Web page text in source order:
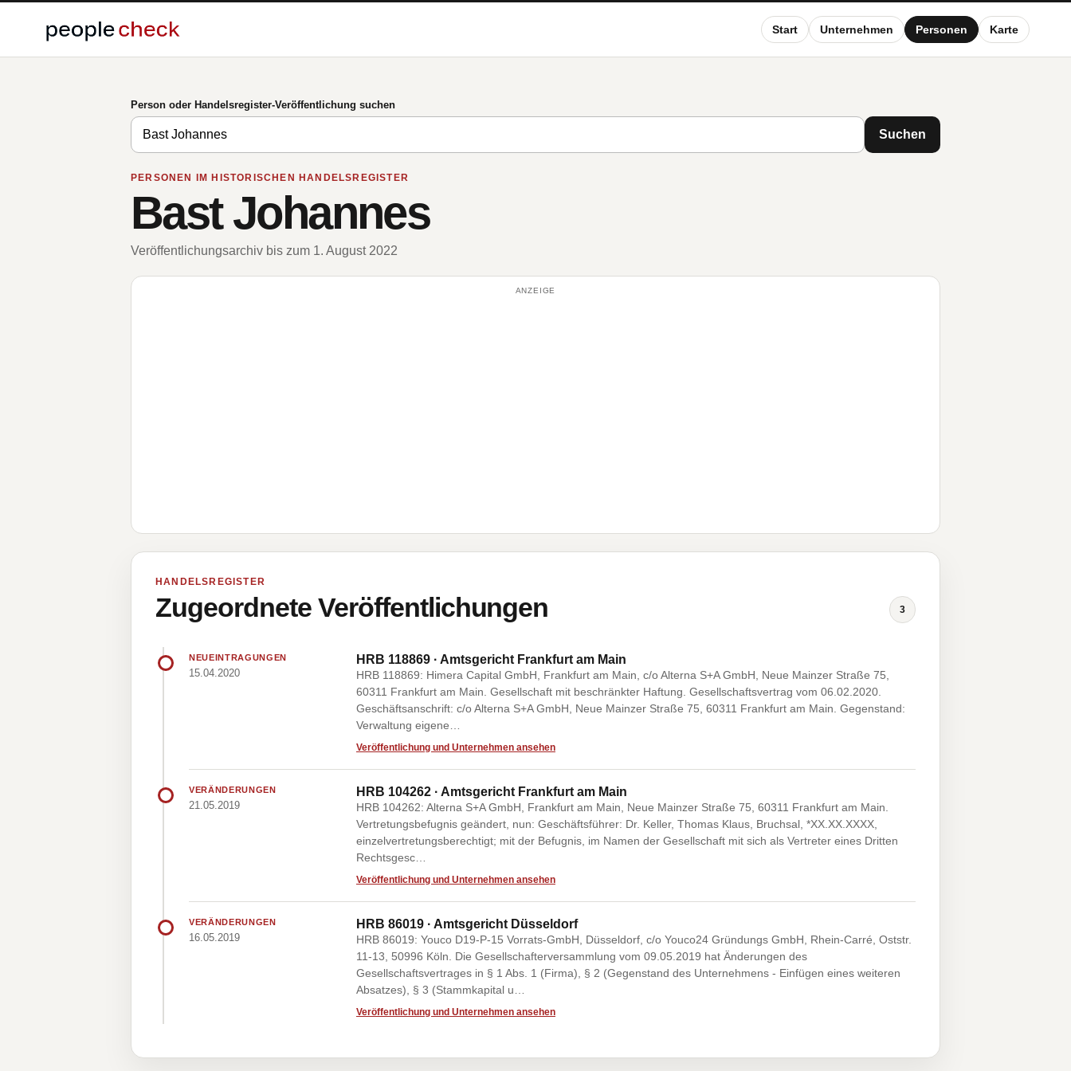
Start Unternehmen Personen Karte
Person oder Handelsregister-Veröffentlichung suchen
Suchen
PERSONEN IM HISTORISCHEN HANDELSREGISTER
Bast Johannes
Veröffentlichungsarchiv bis zum 1. August 2022
ANZEIGE
HANDELSREGISTER
Zugeordnete Veröffentlichungen 3
NEUEINTRAGUNGEN
15.04.2020
HRB 118869 · Amtsgericht Frankfurt am Main
HRB 118869: Himera Capital GmbH, Frankfurt am Main, c/o Alterna S+A GmbH, Neue Mainzer Straße 75,
60311 Frankfurt am Main. Gesellschaft mit beschränkter Haftung. Gesellschaftsvertrag vom 06.02.2020.
Geschäftsanschrift: c/o Alterna S+A GmbH, Neue Mainzer Straße 75, 60311 Frankfurt am Main. Gegenstand:
Verwaltung eigene…
Veröffentlichung und Unternehmen ansehen
VERÄNDERUNGEN
21.05.2019
HRB 104262 · Amtsgericht Frankfurt am Main
HRB 104262: Alterna S+A GmbH, Frankfurt am Main, Neue Mainzer Straße 75, 60311 Frankfurt am Main.
Vertretungsbefugnis geändert, nun: Geschäftsführer: Dr. Keller, Thomas Klaus, Bruchsal, *XX.XX.XXXX,
einzelvertretungsberechtigt; mit der Befugnis, im Namen der Gesellschaft mit sich als Vertreter eines Dritten
Rechtsgesc…
Veröffentlichung und Unternehmen ansehen
VERÄNDERUNGEN
16.05.2019
HRB 86019 · Amtsgericht Düsseldorf
HRB 86019: Youco D19-P-15 Vorrats-GmbH, Düsseldorf, c/o Youco24 Gründungs GmbH, Rhein-Carré, Oststr.
11-13, 50996 Köln. Die Gesellschafterversammlung vom 09.05.2019 hat Änderungen des
Gesellschaftsvertrages in § 1 Abs. 1 (Firma), § 2 (Gegenstand des Unternehmens - Einfügen eines weiteren
Absatzes), § 3 (Stammkapital u…
Veröffentlichung und Unternehmen ansehen